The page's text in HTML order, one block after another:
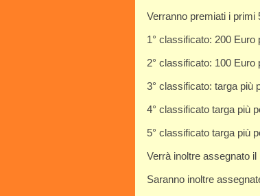
Verranno premiati i primi
1° classificato: 200
2° classificato: 100 Euro
3° classificato: targa più
4° classificato targa più
5° classificato targa più
Verrà inoltre assegnato
Saranno inoltre